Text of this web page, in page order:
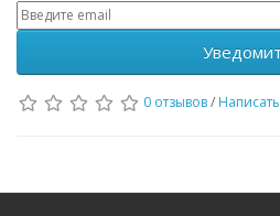
0 отзывов/